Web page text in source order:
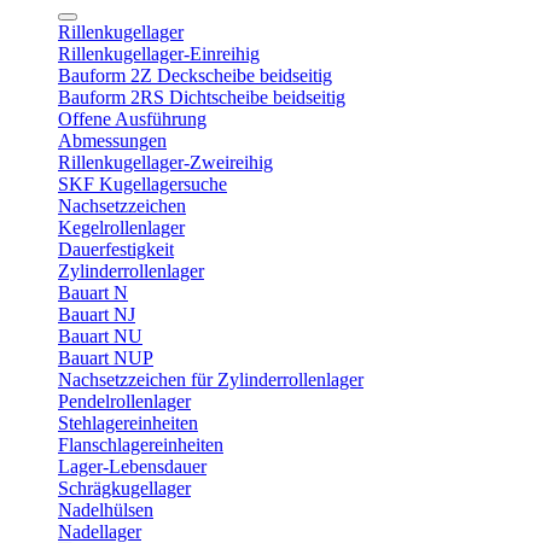
Rillenkugellager
Rillenkugellager-Einreihig
Bauform 2Z Deckscheibe beidseitig
Bauform 2RS Dichtscheibe beidseitig
Offene Ausführung
Abmessungen
Rillenkugellager-Zweireihig
SKF Kugellagersuche
Nachsetzzeichen
Kegelrollenlager
Dauerfestigkeit
Zylinderrollenlager
Bauart N
Bauart NJ
Bauart NU
Bauart NUP
Nachsetzzeichen für Zylinderrollenlager
Pendelrollenlager
Stehlagereinheiten
Flanschlagereinheiten
Lager-Lebensdauer
Schrägkugellager
Nadelhülsen
Nadellager